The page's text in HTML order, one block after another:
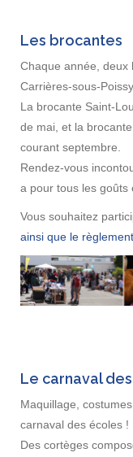
Les brocantes
Chaque année, deux
Carrières-sous-Poissy.
La brocante Saint-
de mai, et la
courant septembre.
Rendez-vous
a pour tous les goûts
Vous souhaitez
ainsi que le règlement.
Le carnaval
Maquillage,
carnaval des écoles !
Des cortèges